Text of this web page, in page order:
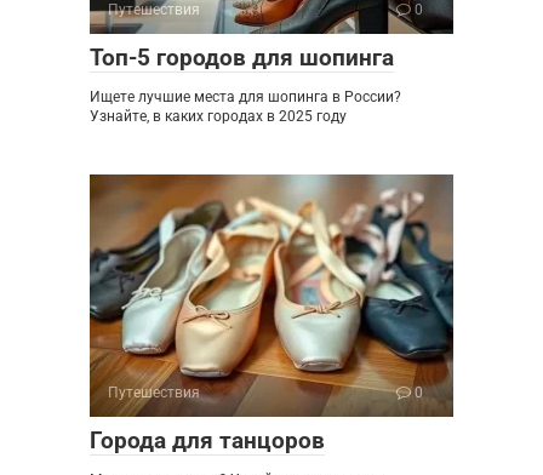
Путешествия 0
Топ-5 городов для шопинга
Ищете лучшие места для шопинга в России?
Узнайте, в каких городах в 2025 году
Путешествия 0
Города для танцоров